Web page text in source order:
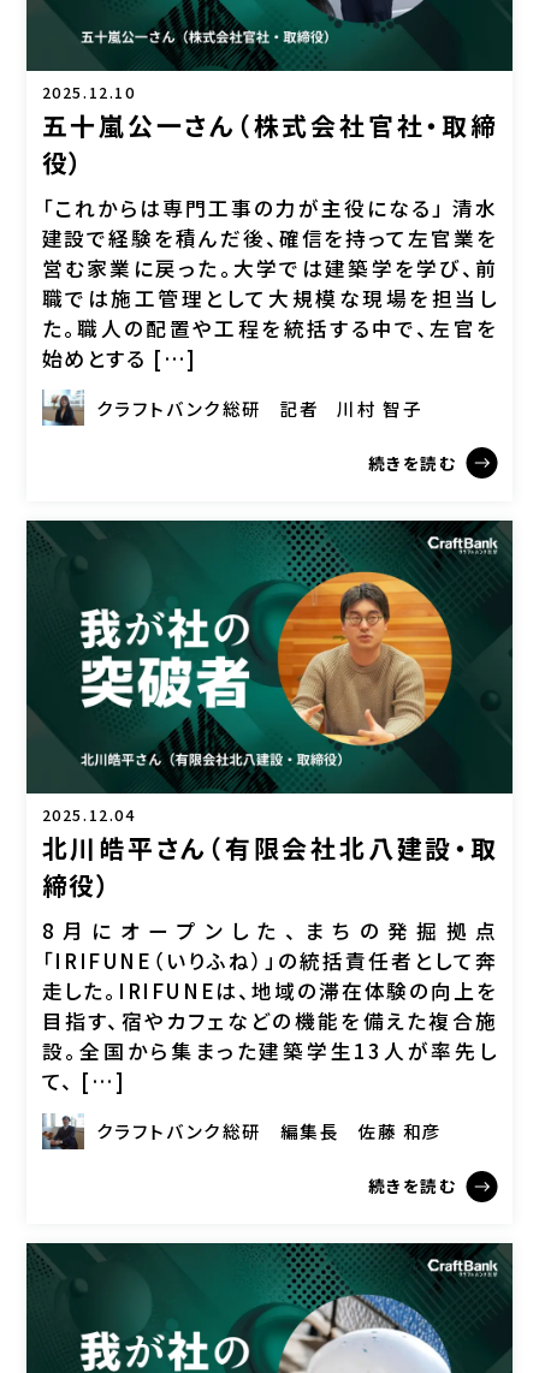
2025.12.10
五十嵐公一さん（株式会社官社・取締
役）
「これからは専門工事の力が主役になる」 清水
建設で経験を積んだ後、確信を持って左官業を
営む家業に戻った。大学では建築学を学び、前
職では施工管理として大規模な現場を担当し
た。職人の配置や工程を統括する中で、左官を
始めとする […]
クラフトバンク総研 記者 川村 智子
続きを読む
2025.12.04
北川皓平さん（有限会社北八建設・取
締役）
8月にオープンした、まちの発掘拠点
「IRIFUNE（いりふね）」の統括責任者として奔
走した。IRIFUNEは、地域の滞在体験の向上を
目指す、宿やカフェなどの機能を備えた複合施
設。全国から集まった建築学生13人が率先し
て、 […]
クラフトバンク総研 編集長 佐藤 和彦
続きを読む